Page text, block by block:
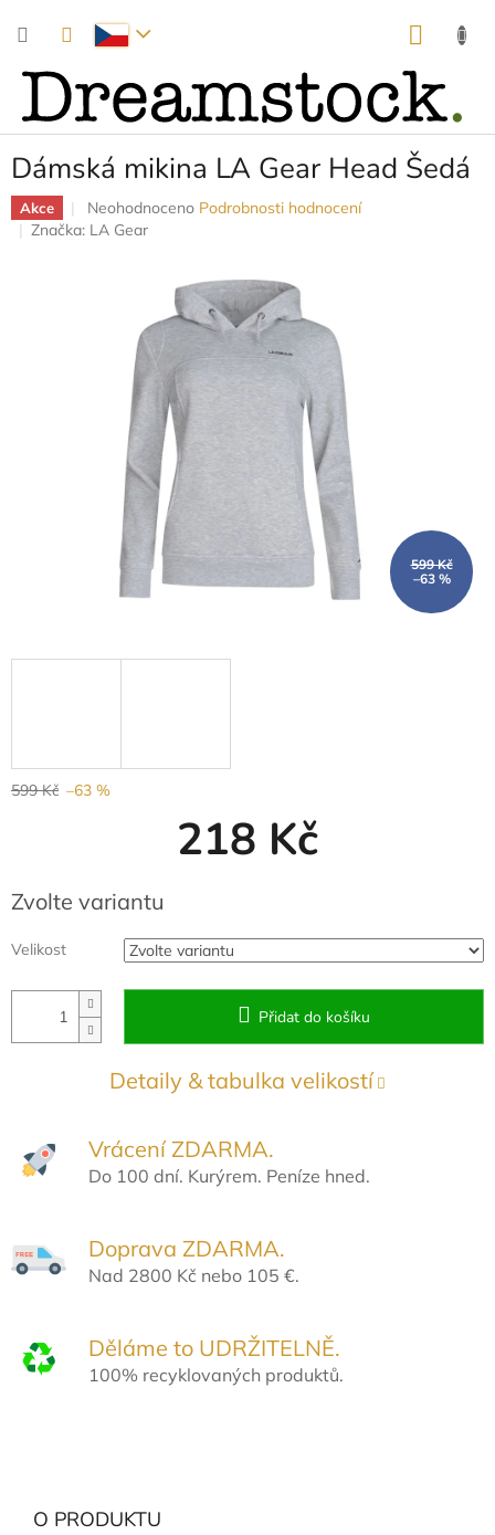
Dámská mikina LA Gear Head Šedá
Akce
Průměrné
hodnocení
hvězdiček.
Neohodnoceno Podrobnosti hodnocení
Značka: LA Gear
599 Kč
–63 %
599 Kč –63 %
218 Kč
Měrná
cena:
Zvolte variantu
Velikost
Přidat do košíku
Detaily & tabulka velikostí
Vrácení ZDARMA.
Do 100 dní. Kurýrem. Peníze hned.
Doprava ZDARMA.
Nad 2800 Kč nebo 105 €.
Děláme to UDRŽITELNĚ.
100% recyklovaných produktů.
O PRODUKTU